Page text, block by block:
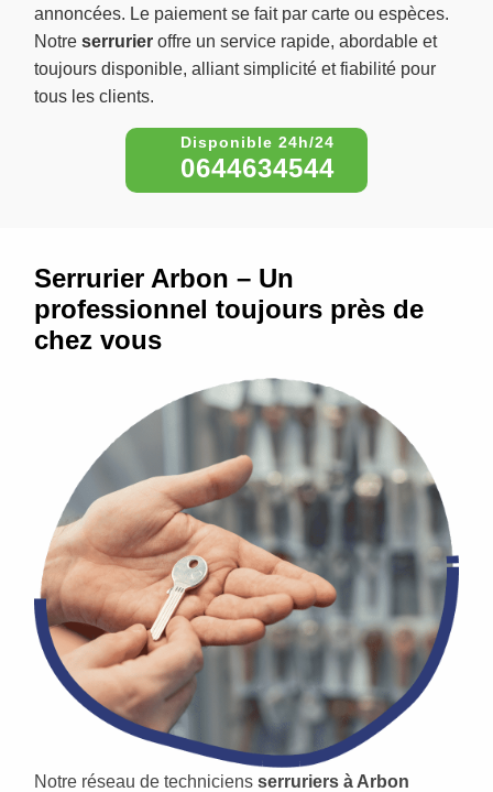
annoncées. Le paiement se fait par carte ou espèces.
Notre serrurier offre un service rapide, abordable et
toujours disponible, alliant simplicité et fiabilité pour
tous les clients.
0644634544
Serrurier Arbon – Un
professionnel toujours près de
chez vous
Notre réseau de techniciens serruriers à Arbon